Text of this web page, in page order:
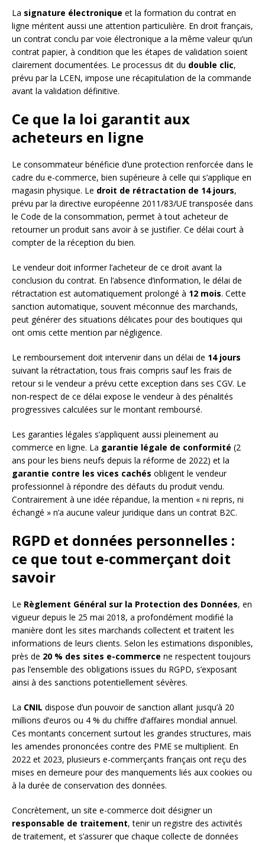
La signature électronique et la formation du contrat en
ligne méritent aussi une attention particulière. En droit français,
un contrat conclu par voie électronique a la même valeur qu’un
contrat papier, à condition que les étapes de validation soient
clairement documentées. Le processus dit du double clic,
prévu par la LCEN, impose une récapitulation de la commande
avant la validation définitive.
Ce que la loi garantit aux
acheteurs en ligne
Le consommateur bénéficie d’une protection renforcée dans le
cadre du e-commerce, bien supérieure à celle qui s’applique en
magasin physique. Le droit de rétractation de 14 jours,
prévu par la directive européenne 2011/83/UE transposée dans
le Code de la consommation, permet à tout acheteur de
retourner un produit sans avoir à se justifier. Ce délai court à
compter de la réception du bien.
Le vendeur doit informer l’acheteur de ce droit avant la
conclusion du contrat. En l’absence d’information, le délai de
rétractation est automatiquement prolongé à 12 mois. Cette
sanction automatique, souvent méconnue des marchands,
peut générer des situations délicates pour des boutiques qui
ont omis cette mention par négligence.
Le remboursement doit intervenir dans un délai de 14 jours
suivant la rétractation, tous frais compris sauf les frais de
retour si le vendeur a prévu cette exception dans ses CGV. Le
non-respect de ce délai expose le vendeur à des pénalités
progressives calculées sur le montant remboursé.
Les garanties légales s’appliquent aussi pleinement au
commerce en ligne. La garantie légale de conformité (2
ans pour les biens neufs depuis la réforme de 2022) et la
garantie contre les vices cachés obligent le vendeur
professionnel à répondre des défauts du produit vendu.
Contrairement à une idée répandue, la mention « ni repris, ni
échangé » n’a aucune valeur juridique dans un contrat B2C.
RGPD et données personnelles :
ce que tout e-commerçant doit
savoir
Le Règlement Général sur la Protection des Données, en
vigueur depuis le 25 mai 2018, a profondément modifié la
manière dont les sites marchands collectent et traitent les
informations de leurs clients. Selon les estimations disponibles,
près de 20 % des sites e-commerce ne respectent toujours
pas l’ensemble des obligations issues du RGPD, s’exposant
ainsi à des sanctions potentiellement sévères.
La CNIL dispose d’un pouvoir de sanction allant jusqu’à 20
millions d’euros ou 4 % du chiffre d’affaires mondial annuel.
Ces montants concernent surtout les grandes structures, mais
les amendes prononcées contre des PME se multiplient. En
2022 et 2023, plusieurs e-commerçants français ont reçu des
mises en demeure pour des manquements liés aux cookies ou
à la durée de conservation des données.
Concrètement, un site e-commerce doit désigner un
responsable de traitement, tenir un registre des activités
de traitement, et s’assurer que chaque collecte de données